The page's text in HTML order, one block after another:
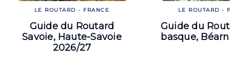
LE ROUTARD - FRANCE
Guide du Routard
Savoie, Haute-Savoie
2026/27
LE ROUTARD -
Guide du
basque,